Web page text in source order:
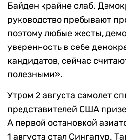
Байден крайне слаб.
руководство пребывают
поэтому любые жесты,
уверенность в себе
кандидатов, сейчас
полезными».
Утром 2 августа самолет
представителей США
А первой остановкой
1 августа стал Сингапур.